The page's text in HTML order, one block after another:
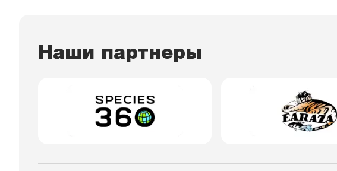
Наши партнеры